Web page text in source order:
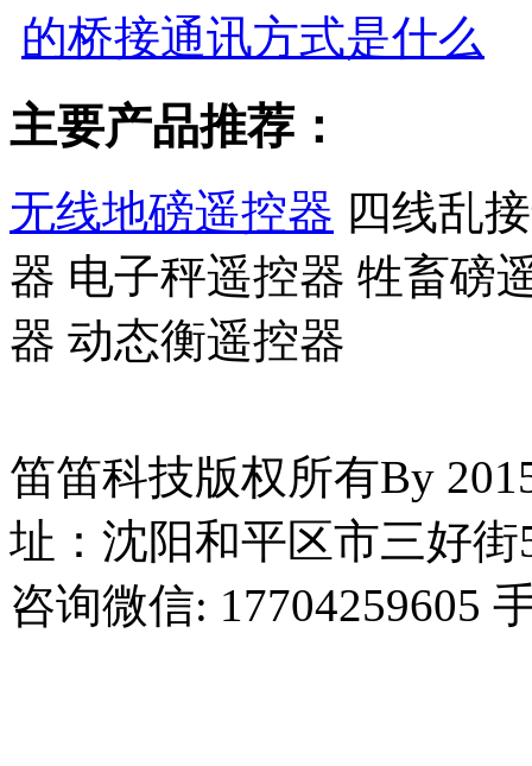
的桥接通讯方式是什么
主要产品推荐：
无线地磅遥控器 四线乱
器 电子秤遥控器 牲畜磅
器 动态衡遥控器
笛笛科技版权所有By
址：沈阳和平区市三好
咨询微信: 17704259605